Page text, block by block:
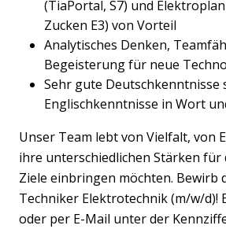
(TiaPortal, S7) und
Zucken E3) von Vorteil
Analytisches Denken,
Begeisterung für neue
Sehr gute Deutschkenntnisse
Englischkenntnisse in Wort
Unser Team lebt von Vielfalt, von
ihre unterschiedlichen Stärken für
Ziele einbringen möchten. Bewirb
Techniker Elektrotechnik (m/w/d)!
oder per E-Mail unter der